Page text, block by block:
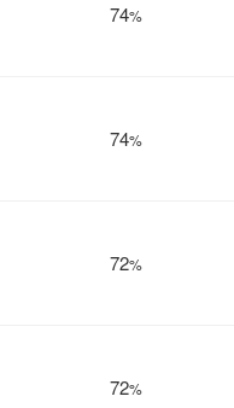
74%
74%
72%
72%